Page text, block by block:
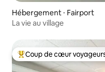
Hébergement ⋅ Fairport
La vie au village
Coups de cœur voyageurs
Coup de cœur